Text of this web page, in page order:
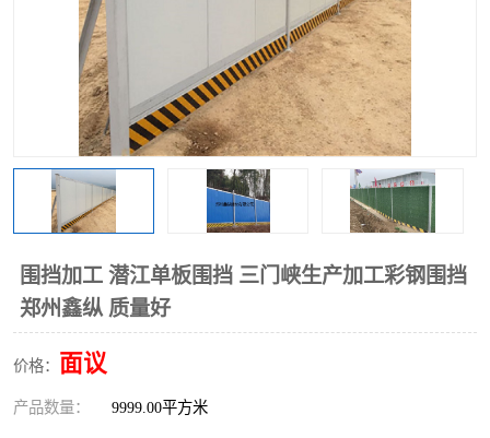
围挡加工 潜江单板围挡 三门峡生产加工彩钢围挡
郑州鑫纵 质量好
价格： 面议
产品数量： 9999.00平方米
政围挡